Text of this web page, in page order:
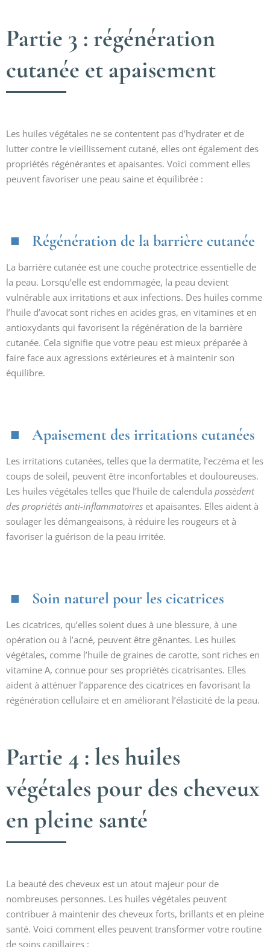
Partie 3 : régénération
cutanée et apaisement
Les huiles végétales ne se contentent pas d’hydrater et de
lutter contre le vieillissement cutané, elles ont également des
propriétés régénérantes et apaisantes. Voici comment elles
peuvent favoriser une peau saine et équilibrée :
Régénération de la barrière cutanée
La barrière cutanée est une couche protectrice essentielle de
la peau. Lorsqu’elle est endommagée, la peau devient
vulnérable aux irritations et aux infections. Des huiles comme
l’huile d’avocat sont riches en acides gras, en vitamines et en
antioxydants qui favorisent la régénération de la barrière
cutanée. Cela signifie que votre peau est mieux préparée à
faire face aux agressions extérieures et à maintenir son
équilibre.
Apaisement des irritations cutanées
Les irritations cutanées, telles que la dermatite, l’eczéma et les
coups de soleil, peuvent être inconfortables et douloureuses.
Les huiles végétales telles que l’huile de calendula possèdent
des propriétés anti-inflammatoires et apaisantes. Elles aident à
soulager les démangeaisons, à réduire les rougeurs et à
favoriser la guérison de la peau irritée.
Soin naturel pour les cicatrices
Les cicatrices, qu’elles soient dues à une blessure, à une
opération ou à l’acné, peuvent être gênantes. Les huiles
végétales, comme l’huile de graines de carotte, sont riches en
vitamine A, connue pour ses propriétés cicatrisantes. Elles
aident à atténuer l’apparence des cicatrices en favorisant la
régénération cellulaire et en améliorant l’élasticité de la peau.
Partie 4 : les huiles
végétales pour des cheveux
en pleine santé
La beauté des cheveux est un atout majeur pour de
nombreuses personnes. Les huiles végétales peuvent
contribuer à maintenir des cheveux forts, brillants et en pleine
santé. Voici comment elles peuvent transformer votre routine
de soins capillaires :